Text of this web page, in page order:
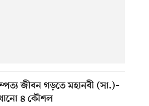
জীবন গড়তে মহানবী (সা.)–
৪ কৌশল